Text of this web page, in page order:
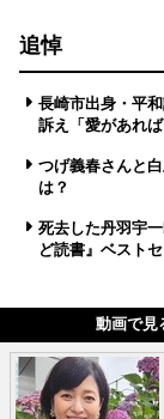
追悼
長崎市出身・平
訴え「愛があれ
つげ義春さんと
は？
死去した丹羽宇
ど読書』ベスト
動画で見